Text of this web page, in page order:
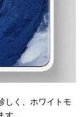
しく、ホワイトモ